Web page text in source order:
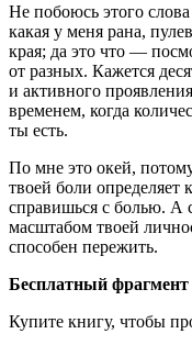
Не побоюсь этого
какая у меня рана,
края; да это что —
от разных. Кажется
и активного
временем, когда
ты есть.
По мне это окей,
твоей боли
справишься с болью. А
масштабом твоей
способен пережить.
Бесплатный фрагмент
Купите книгу, чтобы